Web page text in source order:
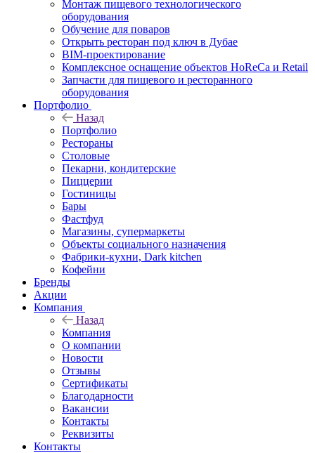
Монтаж пищевого технологического
оборудования
Обучение для поваров
Открыть ресторан под ключ в Дубае
BIM-проектирование
Комплексное оснащение объектов HoReCa и Retail
Запчасти для пищевого и ресторанного
оборудования
Портфолио
Назад
Портфолио
Рестораны
Столовые
Пекарни, кондитерские
Пиццерии
Гостиницы
Бары
Фастфуд
Магазины, супермаркеты
Объекты социального назначения
Фабрики-кухни, Dark kitchen
Кофейни
Бренды
Акции
Компания
Назад
Компания
О компании
Новости
Отзывы
Сертификаты
Благодарности
Вакансии
Контакты
Реквизиты
Контакты